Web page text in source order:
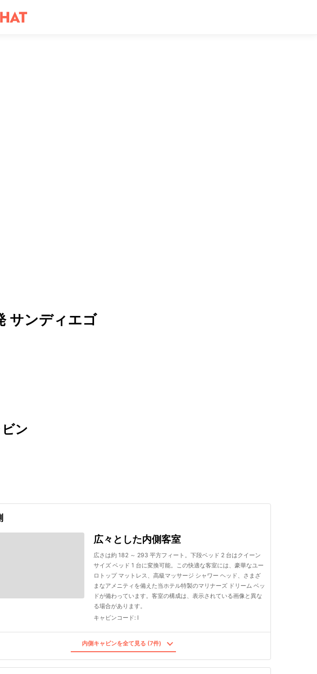
サンディエゴ
ン
広々とした内側客室
広さは約 182 ～ 293 平方フィート。下段ベッド 2 台はクイーン
サイズ ベッド 1 台に変換可能。この快適な客室には、豪華なユー
ロトップ マットレス、高級マッサージ シャワー ヘッド、さまざ
まなアメニティを備えた当ホテル特製のマリナーズ ドリーム ベッ
ドが備わっています。客室の構成は、表示されている画像と異な
る場合があります。
キャビンコード: I
内側キャビンを全て見る (7件)